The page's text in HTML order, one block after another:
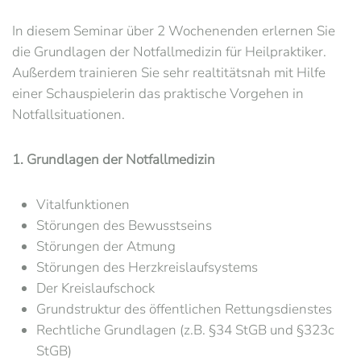
In diesem Seminar über 2 Wochenenden erlernen Sie
die Grundlagen der Notfallmedizin für Heilpraktiker.
Außerdem trainieren Sie sehr realtitätsnah mit Hilfe
einer Schauspielerin das praktische Vorgehen in
Notfallsituationen.
1. Grundlagen der Notfallmedizin
Vitalfunktionen
Störungen des Bewusstseins
Störungen der Atmung
Störungen des Herzkreislaufsystems
Der Kreislaufschock
Grundstruktur des öffentlichen Rettungsdienstes
Rechtliche Grundlagen (z.B. §34 StGB und §323c
StGB)